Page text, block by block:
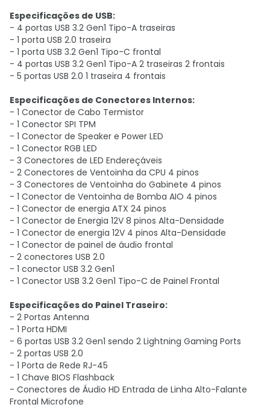
Especificações de USB:
- 4 portas USB 3.2 Gen1 Tipo-A traseiras
- 1 porta USB 2.0 traseira
- 1 porta USB 3.2 Gen1 Tipo-C frontal
- 4 portas USB 3.2 Gen1 Tipo-A 2 traseiras 2 frontais
- 5 portas USB 2.0 1 traseira 4 frontais
Especificações de Conectores Internos:
- 1 Conector de Cabo Termistor
- 1 Conector SPI TPM
- 1 Conector de Speaker e Power LED
- 1 Conector RGB LED
- 3 Conectores de LED Endereçáveis
- 2 Conectores de Ventoinha da CPU 4 pinos
- 3 Conectores de Ventoinha do Gabinete 4 pinos
- 1 Conector de Ventoinha de Bomba AIO 4 pinos
- 1 Conector de energia ATX 24 pinos
- 1 Conector de Energia 12V 8 pinos Alta-Densidade
- 1 Conector de energia 12V 4 pinos Alta-Densidade
- 1 Conector de painel de áudio frontal
- 2 conectores USB 2.0
- 1 conector USB 3.2 Gen1
- 1 Conector USB 3.2 Gen1 Tipo-C de Painel Frontal
Especificações do Painel Traseiro:
- 2 Portas Antenna
- 1 Porta HDMI
- 6 portas USB 3.2 Gen1 sendo 2 Lightning Gaming Ports
- 2 portas USB 2.0
- 1 Porta de Rede RJ-45
- 1 Chave BIOS Flashback
- Conectores de Áudio HD Entrada de Linha Alto-Falante
Frontal Microfone